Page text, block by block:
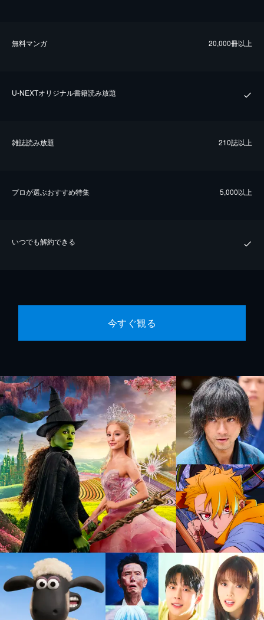
無料マンガ 20,000冊以上
U-NEXTオリジナル書籍読み放題
雑誌読み放題 210誌以上
プロが選ぶおすすめ特集 5,000以上
いつでも解約できる
今すぐ観る